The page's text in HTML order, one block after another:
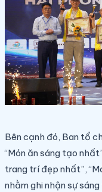
Bên cạnh đó, Ban tổ
“Món ăn sáng tạo
trang trí đẹp nhất”,
nhằm ghi nhận sự